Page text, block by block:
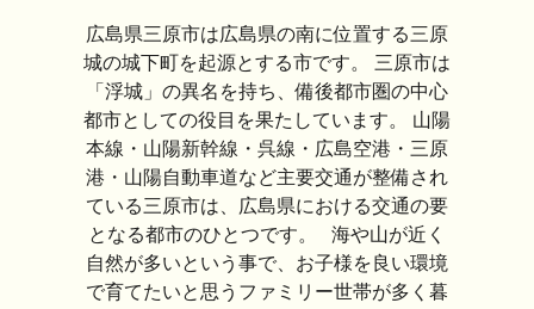
広島県三原市は広島県の南に位置する三原
城の城下町を起源とする市です。 三原市は
「浮城」の異名を持ち、備後都市圏の中心
都市としての役目を果たしています。 山陽
本線・山陽新幹線・呉線・広島空港・三原
港・山陽自動車道など主要交通が整備され
ている三原市は、広島県における交通の要
となる都市のひとつです。 海や山が近く
自然が多いという事で、お子様を良い環境
で育てたいと思うファミリー世帯が多く暮